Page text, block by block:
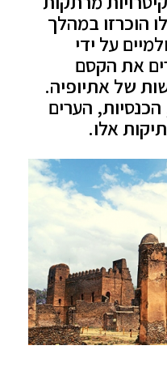
הוכרזו במהלך
על ידי
את הקסם
של אתיופיה.
הערים
אלו.